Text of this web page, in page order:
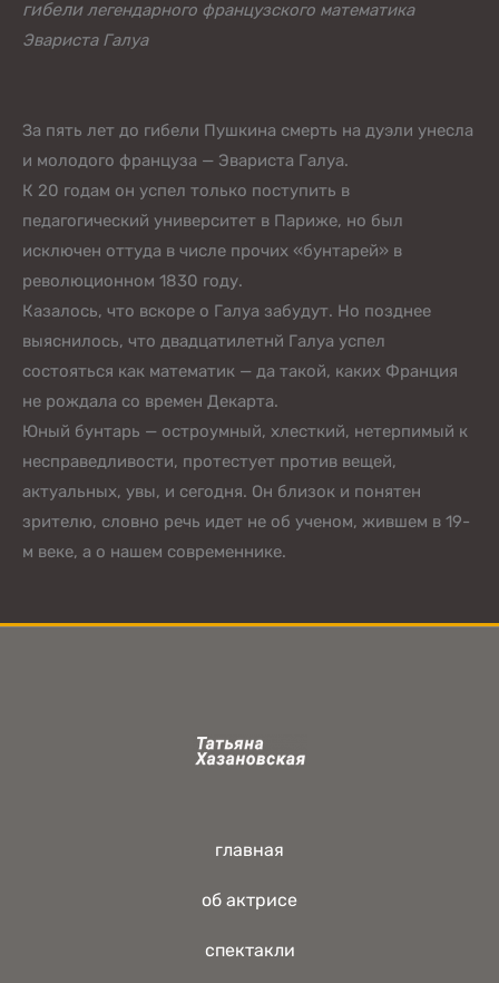
гибелилегендарного французского математика
Эвариста Галуа
За пять лет до гибели Пушкина смерть на дуэли унесла
и молодого француза — Эвариста Галуа.
К 20 годам он успел только поступить в
педагогический университет в Париже, но был
исключен оттуда в числе прочих «бунтарей» в
революционном 1830 году.
Казалось, что вскоре о Галуа забудут. Но позднее
выяснилось, что двадцатилетнй Галуа успел
состояться как математик — да такой, каких Франция
не рождала со времен Декарта.
Юный бунтарь — остроумный, хлесткий, нетерпимый к
несправедливости, протестует против вещей,
актуальных, увы, и сегодня. Он близок и понятен
зрителю, словно речь идет не об ученом, жившем в 19-
м веке, а о нашем современнике.
главная
об актрисе
спектакли